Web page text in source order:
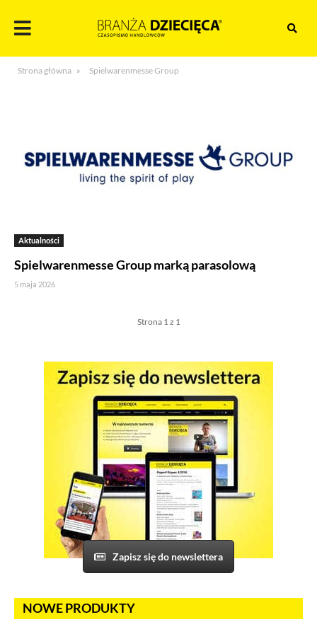
treści
Branża
dziecięca
Strona główna » Spielwarenmesse Group
Aktualności
Spielwarenmesse Group marką parasolową
5 maja 2026
Strona 1 z 1
Zapisz się do newslettera
NOWE PRODUKTY